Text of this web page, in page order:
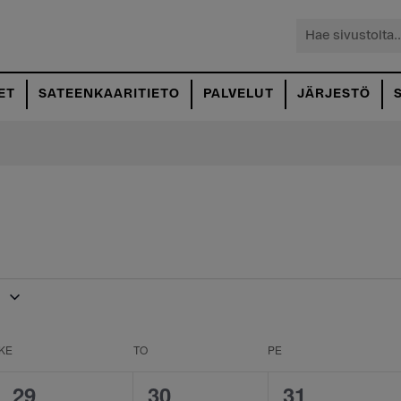
Hae
SATEENKAARITIETO PALVELUT JÄRJESTÖ
TOTORSTAI PE
0
29 0
30 0
31